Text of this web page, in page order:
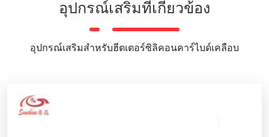
อุปกรณ์เสริมที่เกี่ยวข้อง
อุปกรณ์เสริมสําหรับฮีตเตอร์ซิลิคอนคาร์ไบด์เคลือบ